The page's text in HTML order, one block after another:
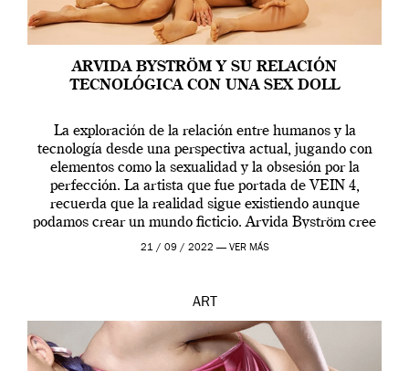
ARVIDA BYSTRÖM Y SU RELACIÓN
TECNOLÓGICA CON UNA SEX DOLL
La exploración de la relación entre humanos y la
tecnología desde una perspectiva actual, jugando con
elementos como la sexualidad y la obsesión por la
perfección. La artista que fue portada de VEIN 4,
recuerda que la realidad sigue existiendo aunque
podamos crear un mundo ficticio. Arvida Byström cree
que los humanos tienen un complejo […]
21 / 09 / 2022 — VER MÁS
ART